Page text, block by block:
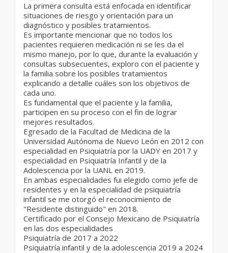
La primera consulta está enfocada en identificar
situaciones de riesgo y orientación para un
diagnóstico y posibles tratamientos.
Es importante mencionar que no todos los
pacientes requieren medicación ni se les da el
mismo manejo, por lo que, durante la evaluación y
consultas subsecuentes, exploro con el paciente y
la familia sobre los posibles tratamientos
explicando a detalle cuáles son los objetivos de
cada uno.
Es fundamental que el paciente y la familia,
participen en su proceso con el fin de lograr
mejores resultados.
Egresado de la Facultad de Medicina de la
Universidad Autónoma de Nuevo León en 2012 con
especialidad en Psiquiatría por la UADY en 2017 y
especialidad en Psiquiatría Infantil y de la
Adolescencia por la UANL en 2019.
En ambas especialidades fui elegido como jefe de
residentes y en la especialidad de psiquiatría
infantil se me otorgó el reconocimiento de
"Residente distinguido" en 2018.
Certificado por el Consejo Mexicano de Psiquiatría
en las dos especialidades
Psiquiatría de 2017 a 2022
Psiquiatría infantil y de la adolescencia 2019 a 2024